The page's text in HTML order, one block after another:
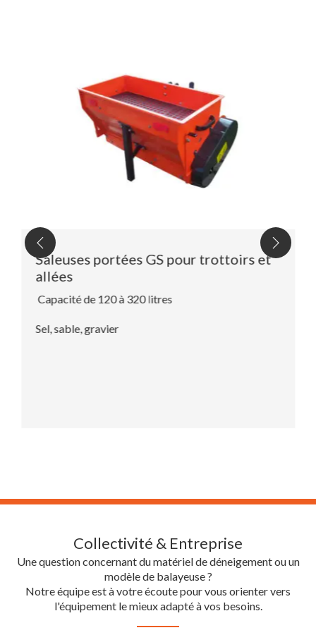
Saleuses portées GS pour trottoirs et
allées
Capacité de 120 à 320 litres
Sel, sable, gravier
Collectivité & Entreprise
Une question concernant du matériel de déneigement ou un
modèle de balayeuse ?
Notre équipe est à votre écoute pour vous orienter vers
l'équipement le mieux adapté à vos besoins.